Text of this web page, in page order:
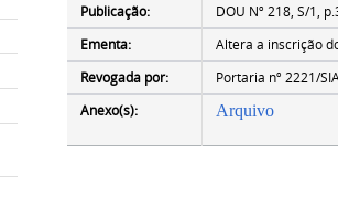
Publicação:
DOU Nº 218, S/1,
Ementa:
Altera a inscrição
Revogada por:
Portaria nº 2221/
Anexo(s):
Arquivo